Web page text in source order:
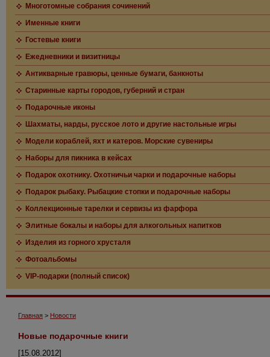
Многотомные собрания сочинений
Именные книги
Гостевые книги
Ежедневники и визитницы
Антикварные гравюры, ценные бумаги, банкноты
Старинные карты городов, губерний и стран
Подарочные иконы
Шахматы, нарды, русское лото и другие настольные игры
Модели кораблей, яхт и катеров. Морские сувениры
Наборы для пикника в кейсах
Подарок охотнику. Охотничьи чарки и подарочные наборы
Подарок рыбаку. Рыбацкие стопки и подарочные наборы
Коллекционные тарелки и сервизы из фарфора
Элитные бокалы и наборы для алкогольных напитков
Изделия из горного хрусталя
Фотоальбомы
VIP-подарки (полный список)
Главная > Новости
Новые подарочные книги
[15.08.2012]